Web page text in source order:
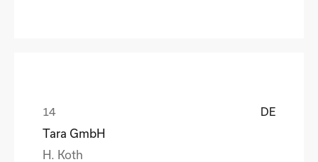
DE
Tara GmbH
H. Koth